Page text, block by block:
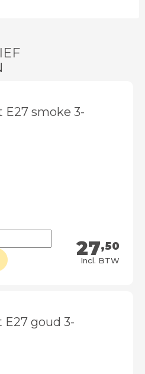
smoke 3-
27,50
Incl. BTW
goud 3-